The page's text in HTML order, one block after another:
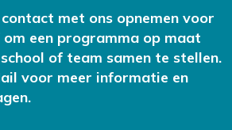
met ons opnemen voor
een programma op maat
of team samen te stellen.
voor meer informatie en